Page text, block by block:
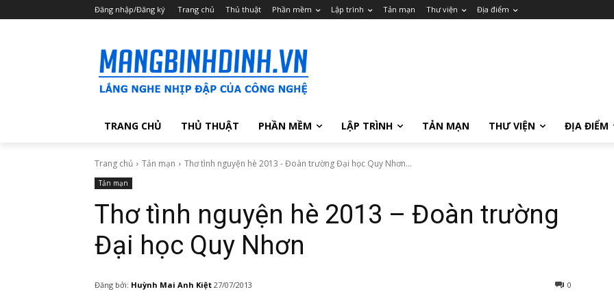
Đăng nhập/Đăng ký Trang chủ Thủ thuật Phần mềm Lập trình Tản mạn Thư viện Địa điểm
TRANG CHỦ THỦ THUẬT PHẦN MỀM LẬP TRÌNH TẢN MẠN THƯ VIỆN ĐỊA ĐIỂM
Trang chủ Tản mạn Thơ tình nguyện hè 2013 - Đoàn trường Đại học Quy Nhơn...
Tản mạn
Thơ tình nguyện hè 2013 – Đoàn trường
Đại học Quy Nhơn
Đăng bởi: Huỳnh Mai Anh Kiệt 27/07/2013 0